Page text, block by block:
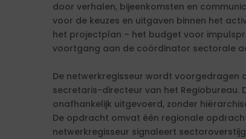
door verhalen, bijeenkomsten en
voor de keuzes en uitgaven binnen het
het projectplan – het budget voor
voortgang aan de coördinator sectorale
De netwerkregisseur wordt
secretaris-directeur van het Regiobureau.
onafhankelijk uitgevoerd, zonder
De opdracht omvat één regionale
netwerkregisseur signaleert